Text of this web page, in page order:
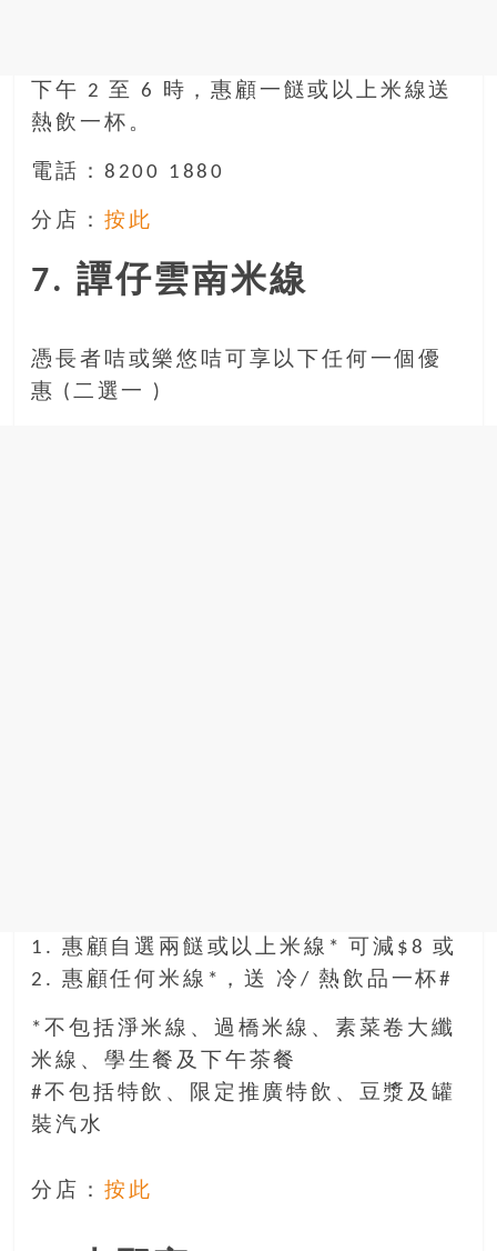
下午 2 至 6 時，惠顧一餸或以上米線送
熱飲一杯。
電話：8200 1880
分店： 按此
7. 譚仔雲南米線
憑長者咭或樂悠咭可享以下任何一個優
惠 (二選一 )
1. 惠顧自選兩餸或以上米線* 可減$8 或
2. 惠顧任何米線*，送 冷/ 熱飲品一杯#
*不包括淨米線、過橋米線、素菜卷大纖
米線、學生餐及下午茶餐
#不包括特飲、限定推廣特飲、豆漿及罐
裝汽水
分店： 按此